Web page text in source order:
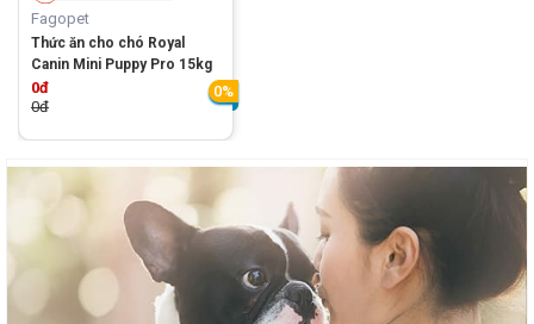
Fagopet
Thức ăn cho chó Royal
Canin Mini Puppy Pro 15kg
0đ
0đ
0%